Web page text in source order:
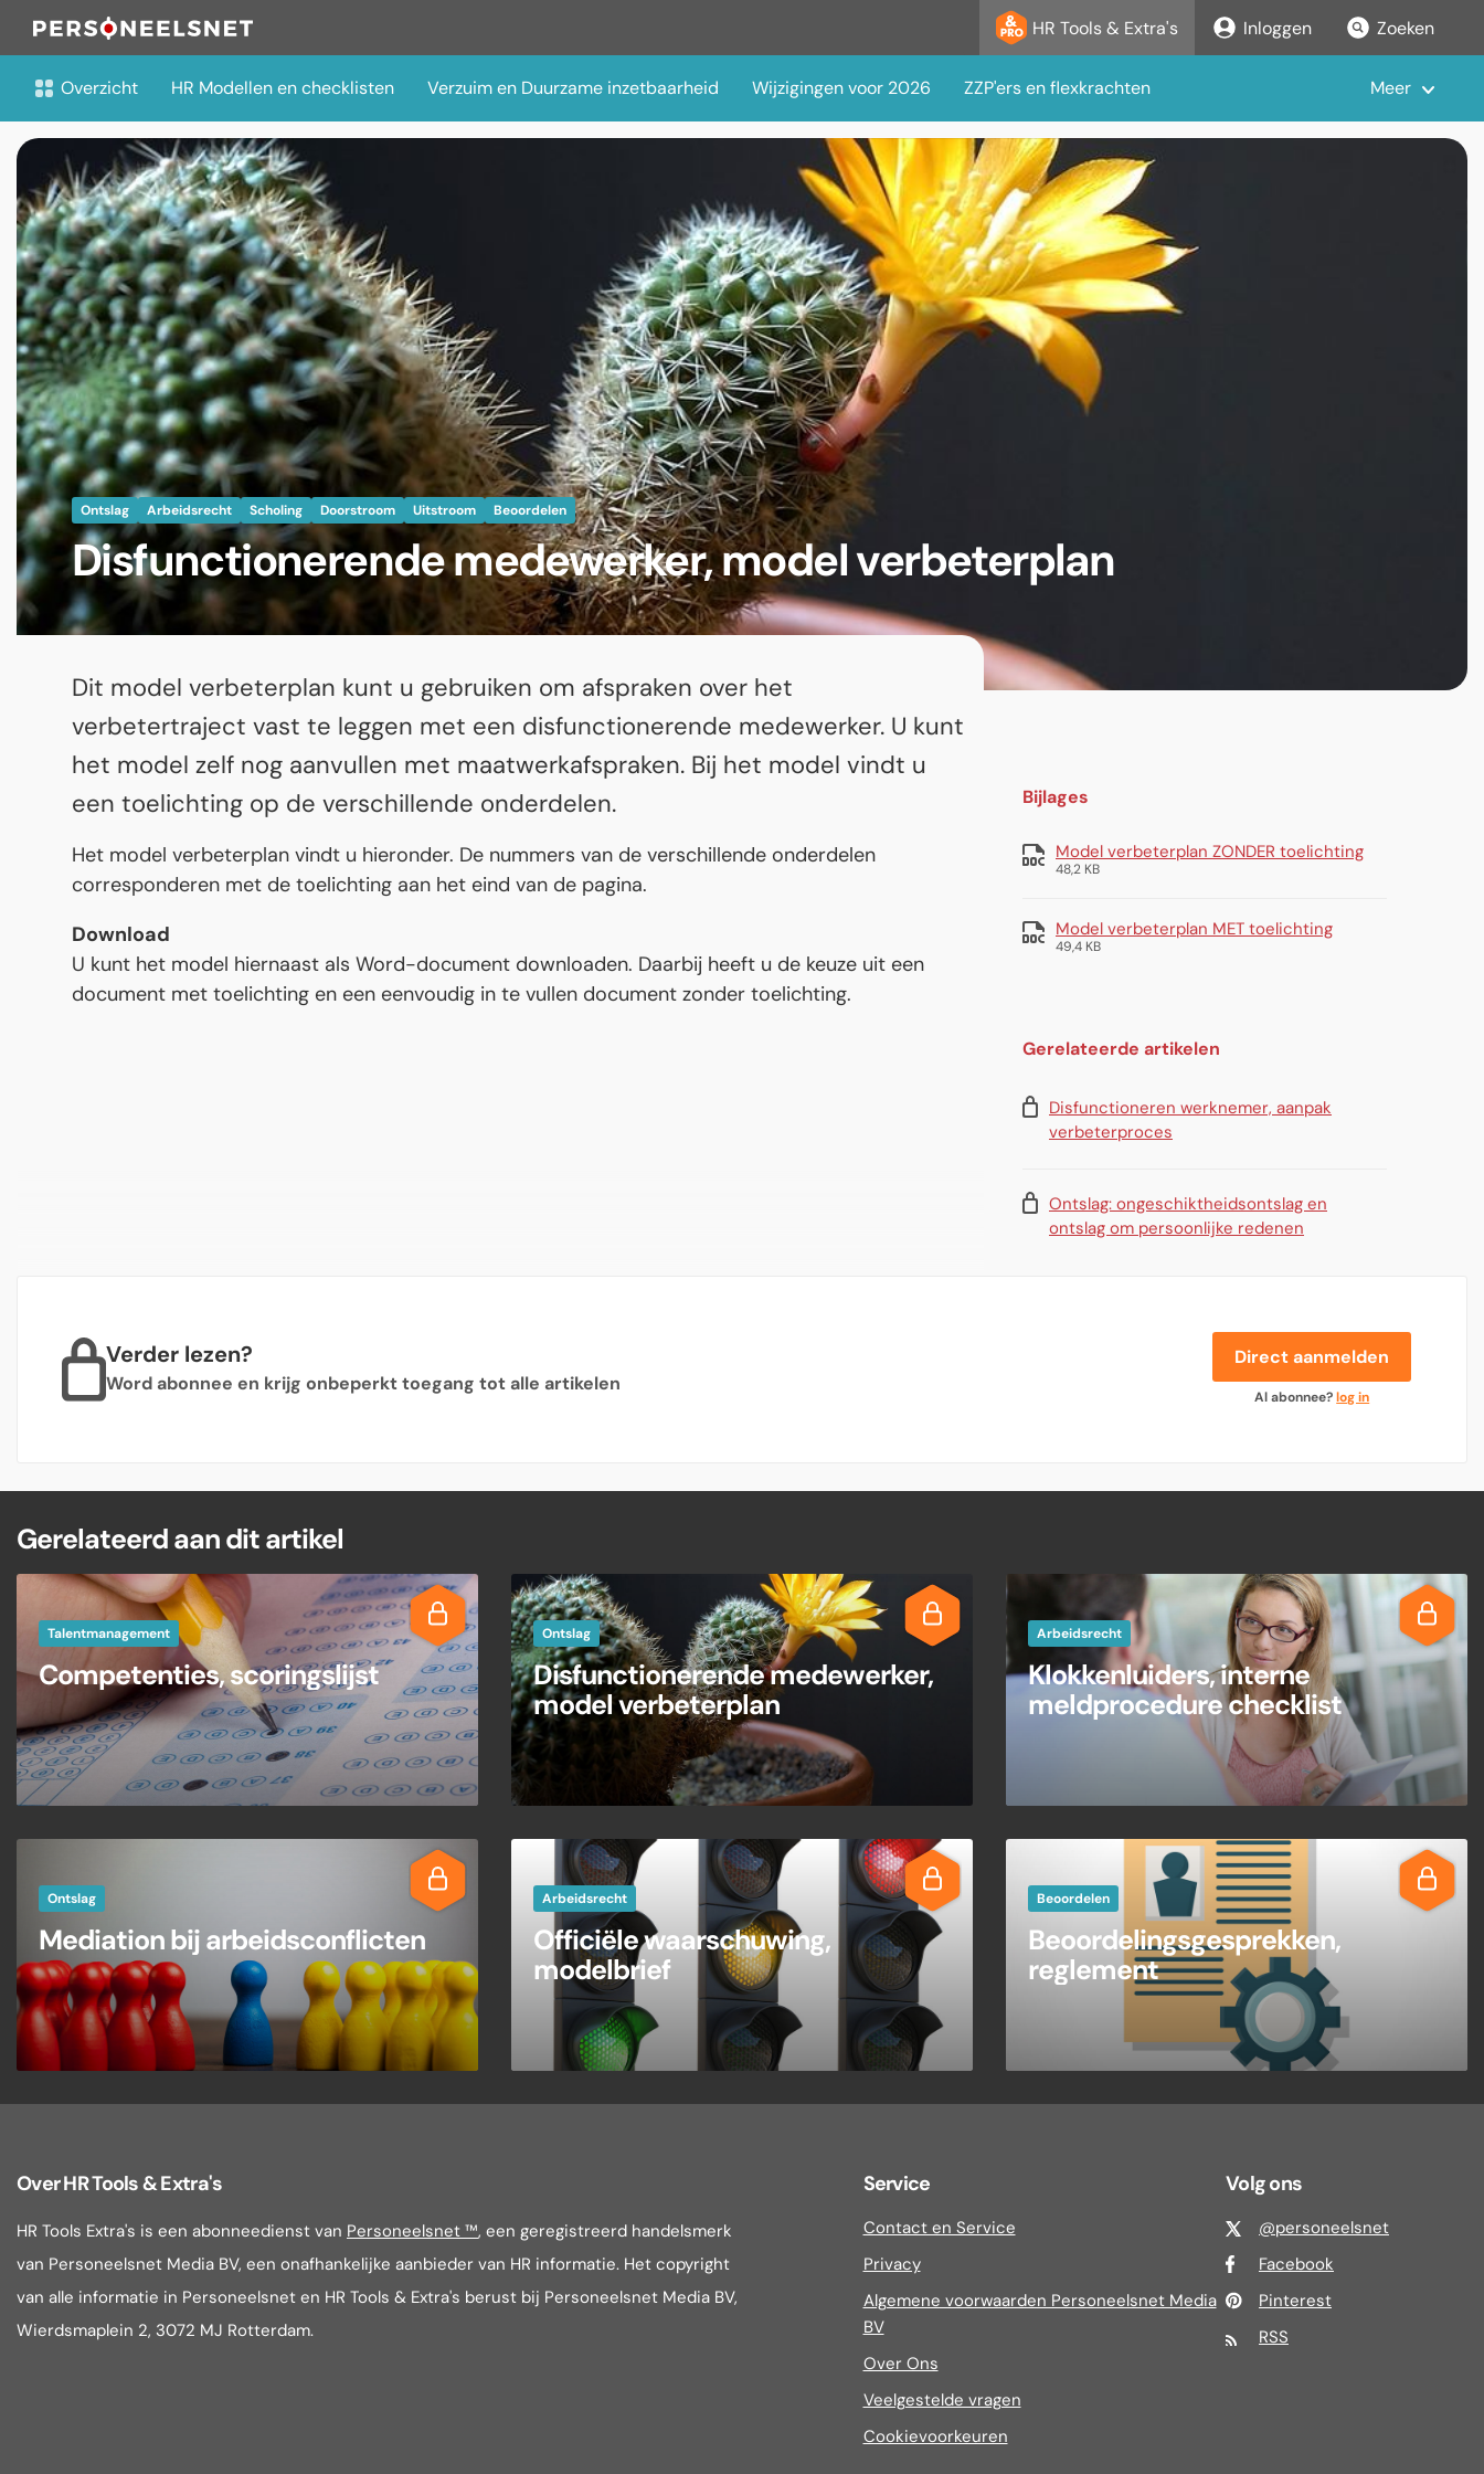
HR Tools & Extra's Inloggen Zoeken
Overzicht HR Modellen en checklisten Verzuim en Duurzame inzetbaarheid Wijzigingen voor 2026 ZZP'ers en flexkrachten Meer
Ontslag Arbeidsrecht Scholing Doorstroom Uitstroom Beoordelen
Disfunctionerende medewerker, model verbeterplan
Dit model verbeterplan kunt u gebruiken om afspraken over het
verbetertraject vast te leggen met een disfunctionerende medewerker. U kunt
het model zelf nog aanvullen met maatwerkafspraken. Bij het model vindt u
een toelichting op de verschillende onderdelen.
Het model verbeterplan vindt u hieronder. De nummers van de verschillende onderdelen
corresponderen met de toelichting aan het eind van de pagina.
Download
U kunt het model hiernaast als Word-document downloaden. Daarbij heeft u de keuze uit een
document met toelichting en een eenvoudig in te vullen document zonder toelichting.
Bijlages
Model verbeterplan ZONDER toelichting
48,2 KB
Model verbeterplan MET toelichting
49,4 KB
Gerelateerde artikelen
Disfunctioneren werknemer, aanpak
verbeterproces
Ontslag: ongeschiktheidsontslag en
ontslag om persoonlijke redenen
Verder lezen?
Word abonnee en krijg onbeperkt toegang tot alle artikelen
Direct aanmelden
Al abonnee?log in
Gerelateerd aan dit artikel
Talentmanagement
Competenties, scoringslijst
Ontslag
Disfunctionerende medewerker,
model verbeterplan
Arbeidsrecht
Klokkenluiders, interne
meldprocedure checklist
Ontslag
Mediation bij arbeidsconflicten
Arbeidsrecht
Officiële waarschuwing,
modelbrief
Beoordelen
Beoordelingsgesprekken,
reglement
Over HR Tools & Extra's
HR Tools Extra's is een abonneedienst van Personeelsnet ™, een geregistreerd handelsmerk
van Personeelsnet Media BV, een onafhankelijke aanbieder van HR informatie. Het copyright
van alle informatie in Personeelsnet en HR Tools & Extra's berust bij Personeelsnet Media BV,
Wierdsmaplein 2, 3072 MJ Rotterdam.
Service
Contact en Service
Privacy
Algemene voorwaarden Personeelsnet Media
BV
Over Ons
Veelgestelde vragen
Cookievoorkeuren
Volg ons
@personeelsnet
Facebook
Pinterest
RSS